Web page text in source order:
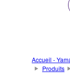
Accueil -
Produits